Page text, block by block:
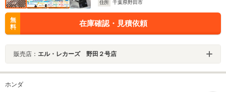
住所
千葉県野田市
無
料
在庫確認・見積依頼
販売店： エル・レカーズ 野田２号店
ホンダ